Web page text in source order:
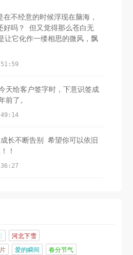
不经意的时候浮现在脑海，
好吗？ 但又觉得那么苍白无
让它化作一缕相思的微风，飘
天给客户签字时，下意识签成
前了。
长不断告别 希望你可以依旧
！
河北下雪
爱的瞬间 春分节气